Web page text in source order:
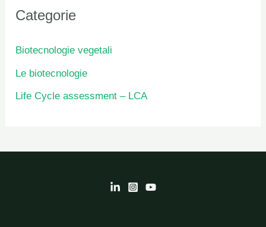
Categorie
Biotecnologie vegetali
Le biotecnologie
Life Cycle assessment – LCA